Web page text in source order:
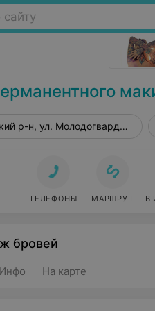
р-н, ул.
ТЕЛЕФОНЫ МАРШРУТ В
бровей
Инфо На карте